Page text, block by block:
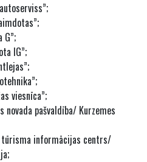
G”;
IG”;
viesnīca”;
novada pašvaldība/ Kurzemes
informācijas centrs/